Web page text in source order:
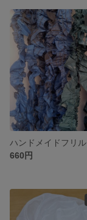
660円